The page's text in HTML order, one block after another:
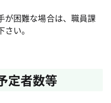
困難な場合は、職員課
い。
定者数等